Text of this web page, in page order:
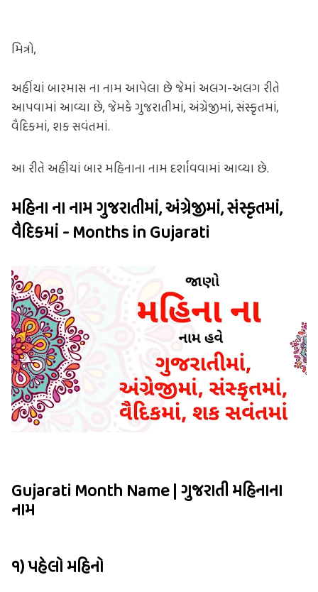
મિત્રો,
અહીંયાં બારમાસ ના નામ આપેલા છે જેમાં અલગ-અલગ રીતે
આપવામાં આવ્યા છે, જેમકે ગુજરાતીમાં, અંગ્રેજીમાં, સંસ્કૃતમાં,
વૈદિકમાં, શક સવંતમાં.
આ રીતે અહીંયાં બાર મહિનાના નામ દર્શાવવામાં આવ્યા છે.
મહિના ના નામ ગુજરાતીમાં, અંગ્રેજીમાં, સંસ્કૃતમાં,
વૈદિકમાં - Months in Gujarati
Gujarati Month Name | ગુજરાતી મહિનાના
નામ
૧) પહેલો મહિનો